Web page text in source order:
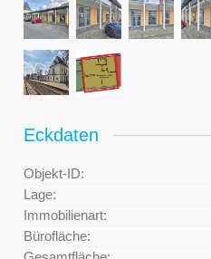
Eckdaten
Objekt-ID:
Lage:
Immobilienart:
Bürofläche: